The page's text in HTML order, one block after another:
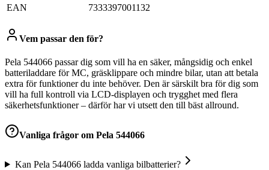
EAN
7333397001132
Vem passar den för?
Pela 544066 passar dig som vill ha en säker, mångsidig och enkel
batteriladdare för MC, gräsklippare och mindre bilar, utan att betala
extra för funktioner du inte behöver. Den är särskilt bra för dig som
vill ha full kontroll via LCD-displayen och trygghet med flera
säkerhetsfunktioner – därför har vi utsett den till bäst allround.
Vanliga frågor om Pela 544066
Kan Pela 544066 ladda vanliga bilbatterier?